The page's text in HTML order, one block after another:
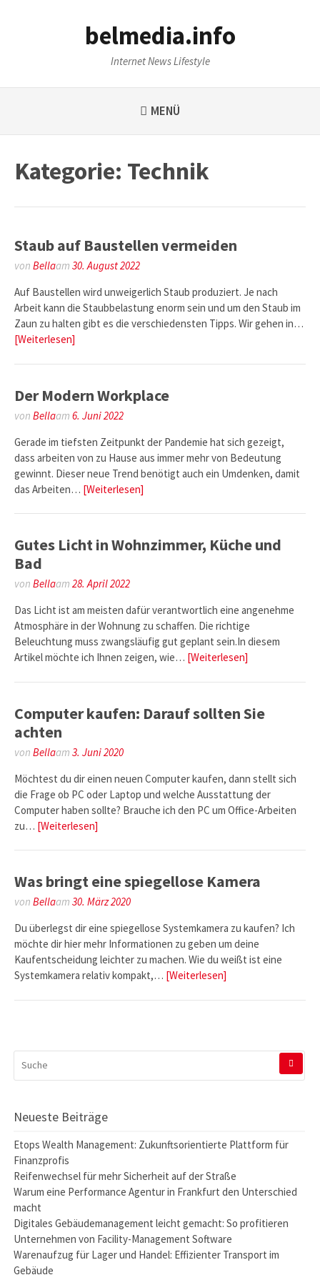
belmedia.info
Internet News Lifestyle
MENÜ
Kategorie: Technik
Staub auf Baustellen vermeiden
von Bellaam 30. August 2022
Auf Baustellen wird unweigerlich Staub produziert. Je nach
Arbeit kann die Staubbelastung enorm sein und um den Staub im
Zaun zu halten gibt es die verschiedensten Tipps. Wir gehen in…
[Weiterlesen]
Der Modern Workplace
von Bellaam 6. Juni 2022
Gerade im tiefsten Zeitpunkt der Pandemie hat sich gezeigt,
dass arbeiten von zu Hause aus immer mehr von Bedeutung
gewinnt. Dieser neue Trend benötigt auch ein Umdenken, damit
das Arbeiten… [Weiterlesen]
Gutes Licht in Wohnzimmer, Küche und
Bad
von Bellaam 28. April 2022
Das Licht ist am meisten dafür verantwortlich eine angenehme
Atmosphäre in der Wohnung zu schaffen. Die richtige
Beleuchtung muss zwangsläufig gut geplant sein.In diesem
Artikel möchte ich Ihnen zeigen, wie… [Weiterlesen]
Computer kaufen: Darauf sollten Sie
achten
von Bellaam 3. Juni 2020
Möchtest du dir einen neuen Computer kaufen, dann stellt sich
die Frage ob PC oder Laptop und welche Ausstattung der
Computer haben sollte? Brauche ich den PC um Office-Arbeiten
zu… [Weiterlesen]
Was bringt eine spiegellose Kamera
von Bellaam 30. März 2020
Du überlegst dir eine spiegellose Systemkamera zu kaufen? Ich
möchte dir hier mehr Informationen zu geben um deine
Kaufentscheidung leichter zu machen. Wie du weißt ist eine
Systemkamera relativ kompakt,… [Weiterlesen]
NACH:
Neueste Beiträge
Etops Wealth Management: Zukunftsorientierte Plattform für
Finanzprofis
Reifenwechsel für mehr Sicherheit auf der Straße
Warum eine Performance Agentur in Frankfurt den Unterschied
macht
Digitales Gebäudemanagement leicht gemacht: So profitieren
Unternehmen von Facility-Management Software
Warenaufzug für Lager und Handel: Effizienter Transport im
Gebäude